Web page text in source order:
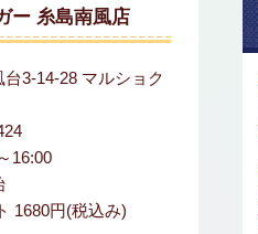
ー 糸島南風店
台3-14-28 マルショク
16:00
1680円(税込み)